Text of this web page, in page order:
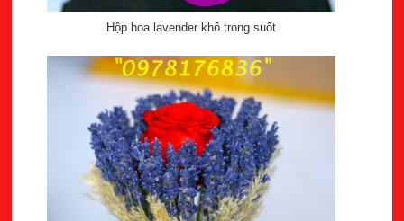
Hộp hoa lavender khô trong suốt